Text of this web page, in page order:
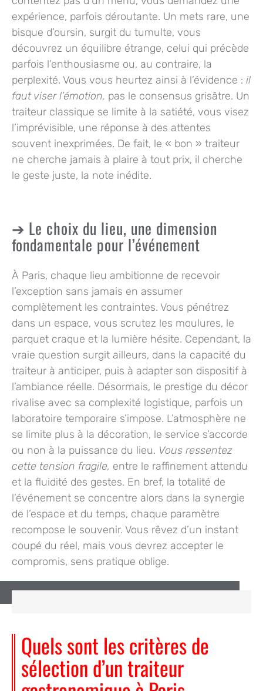
expérience, parfois déroutante. Un mets rare, une
bisque d’oursin, surgit du tumulte, vous
découvrez un équilibre étrange, celui qui précède
parfois l’enthousiasme ou, au contraire, la
perplexité. Vous vous heurtez ainsi à l’évidence : il
faut viser l’émotion, pas le consensus grisâtre. Un
traiteur classique se limite à la satiété, vous visez
l’imprévisible, une réponse à des attentes
souvent inexprimées. De fait, le « bon » traiteur
ne cherche jamais à plaire à tout prix, il cherche
le geste juste, la note inédite.
Le choix du lieu, une dimension
fondamentale pour l’événement
À Paris, chaque lieu ambitionne de recevoir
l’exception sans jamais en assumer
complètement les contraintes. Vous pénétrez
dans un espace, vous scrutez les moulures, le
parquet craque et la lumière hésite. Cependant, la
vraie question surgit ailleurs, dans la capacité du
traiteur à anticiper, puis à adapter son dispositif à
l’ambiance réelle. Désormais, le prestige du décor
rivalise avec sa complexité logistique, parfois un
laboratoire temporaire s’impose. L’atmosphère ne
se limite plus à la décoration, le service s’accorde
ou non à la puissance du lieu. Vous ressentez
cette tension fragile, entre le raffinement attendu
et la fluidité des gestes. En bref, la totalité de
l’événement se concentre alors dans la synergie
de l’espace et du temps, chaque paramètre
recompose le souvenir. Vous rêvez d’un instant
coupé du réel, mais vous devrez accepter le
compromis, sens pratique oblige.
Quels sont les critères de
sélection d’un traiteur